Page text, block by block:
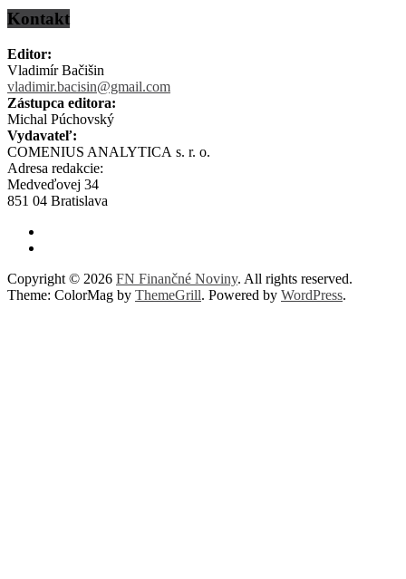
Kontakt
Editor:
Vladimír Bačišin
vladimir.bacisin@gmail.com
Zástupca editora:
Michal Púchovský
Vydavateľ:
COMENIUS ANALYTICA s. r. o.
Adresa redakcie:
Medveďovej 34
851 04 Bratislava
Copyright © 2026 FN Finančné Noviny. All rights reserved.
Theme: ColorMag by ThemeGrill. Powered by WordPress.